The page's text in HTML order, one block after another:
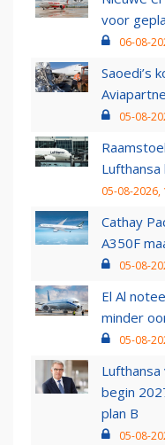
voor
06-08-
Saoedi’s
05-08-
05-08-2026,
Cathay
A350F
05-08-
El Al
minder
05-08-
begin
plan B
05-08-